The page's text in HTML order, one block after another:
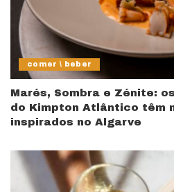
comer \ beber
Marés, Sombra e Zénite:
do Kimpton Atlântico têm
inspirados no Algarve